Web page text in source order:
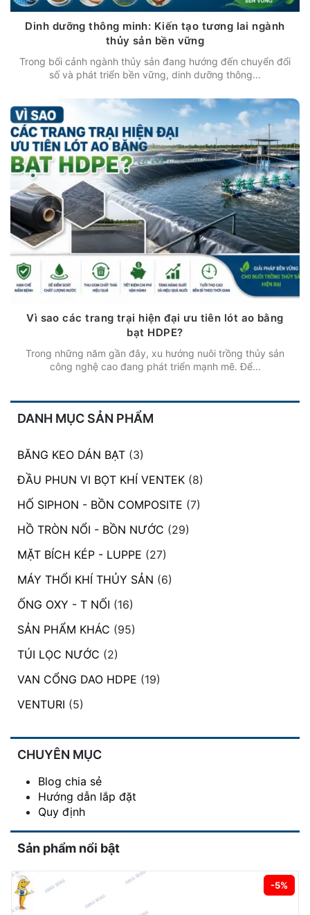
Dinh dưỡng thông minh: Kiến tạo tương lai ngành
thủy sản bền vững
Trong bối cảnh ngành thủy sản đang hướng đến chuyển đổi
số và phát triển bền vững, dinh dưỡng thông...
Vì sao các trang trại hiện đại ưu tiên lót ao bằng
bạt HDPE?
Trong những năm gần đây, xu hướng nuôi trồng thủy sản
công nghệ cao đang phát triển mạnh mẽ. Để...
DANH MỤC SẢN PHẨM
BĂNG KEO DÁN BẠT (3)
ĐẦU PHUN VI BỌT KHÍ VENTEK (8)
HỐ SIPHON - BỒN COMPOSITE (7)
HỒ TRÒN NỔI - BỒN NƯỚC (29)
MẶT BÍCH KÉP - LUPPE (27)
MÁY THỔI KHÍ THỦY SẢN (6)
ỐNG OXY - T NỐI (16)
SẢN PHẨM KHÁC (95)
TÚI LỌC NƯỚC (2)
VAN CỔNG DAO HDPE (19)
VENTURI (5)
CHUYÊN MỤC
Blog chia sẻ
Hướng dẫn lắp đặt
Quy định
Sản phẩm nổi bật
-5%